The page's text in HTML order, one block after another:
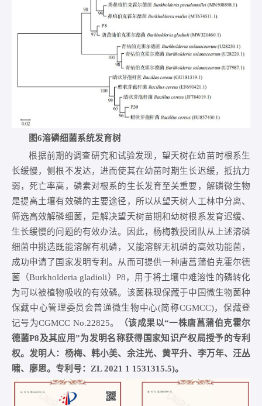
图6溶磷细菌系统发育树
根据前期的调查研究和试验发现，望天树在幼苗时根系生
长缓慢，侧根不发达，进而使其在幼苗时期生长迟缓，抵抗力
弱，死亡率高，磷素对根系的生长发育至关重要，解磷微生物
是提高土壤有效磷的主要途径，所以从望天树人工林中分离、
筛选高效解磷细菌，是解决望天树苗期和幼树根系发育迟缓、
生长缓慢的问题的有效办法。因此，杨梅教授团队从上述溶磷
细菌中挑选既能溶解有机磷，又能溶解无机磷的高效功能菌，
成功申请了国家发明专利。从而可提供一种唐菖蒲伯克霍尔德
菌（Burkholderia gladioli ）P8，用于将土壤中难溶性的磷转化
为可以被植物吸收的有效磷。该菌株现保藏于中国微生物菌种
保藏中心管理委员会普通微生物中心(简称CGMCC)，保藏登
记号为CGMCC No.22825。
（该成果以“一株唐菖蒲伯克霍尔
德菌P8及其应用”为发明名称获得国家知识产权局授予的专利
权。发明人：杨梅、韩小美、余注光、黄平升、李万年、汪丛
啸、廖思。专利号：ZL 2021 1 1531315.5)。